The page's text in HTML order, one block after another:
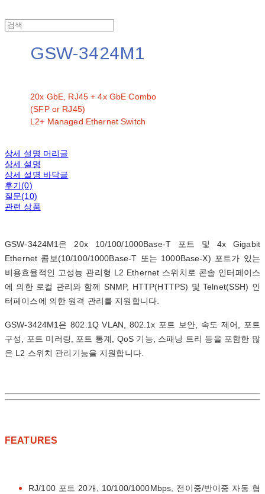
GSW-3424M1
20x GbE, RJ45 + 4x GbE Combo
(SFP or RJ45)
L2+ Managed Ethernet Switch
상세 설명 머리글
상세 설명
상세 설명 바닥글
후기(0)
질문(10)
관련 상품
GSW-3424M1은 20x 10/100/1000Base-T 포트 및 4x Gigabit
Ethernet 콤보(10/100/1000Base-T 또는 1000Base-X) 포트가 있는
비용효율적인 고성능 관리형 L2 Ethernet 스위치로 콘솔 인터페이스
에 의한 로컬 관리와 함께 SNMP, HTTP(HTTPS) 및 Telnet(SSH) 인
터페이스에 의한 원격 관리를 지원합니다.
GSW-3424M1은 802.1Q VLAN, 802.1x 포트 보안, 속도 제어, 포트
구성, 포트 미러링, 포트 통계, QoS 기능, 스패닝 트리 등을 포함한 많
은 L2 스위치 관리기능을 지원합니다.
FEATURES
RJ/100 포트 20개, 10/100/1000Mbps, 전이중/반이중 자동 협